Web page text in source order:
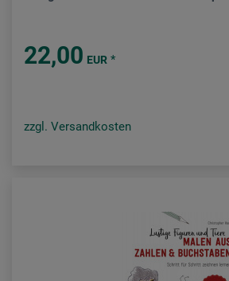
22,00 EUR *
zzgl. Versandkosten